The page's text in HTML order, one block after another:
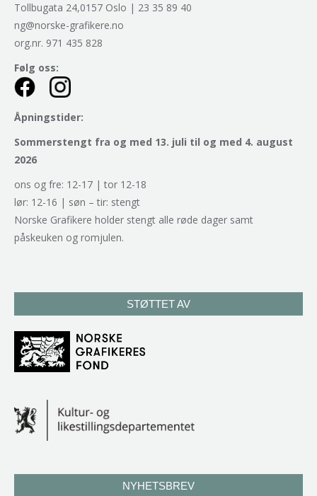
Tollbugata 24,0157 Oslo | 23 35 89 40
ng@norske-grafikere.no
org.nr. 971 435 828
Følg oss:
Åpningstider:
Sommerstengt fra og med 13. juli til og med 4. august
2026
ons og fre: 12-17 | tor 12-18
lør: 12-16 | søn – tir: stengt
Norske Grafikere holder stengt alle røde dager samt
påskeuken og romjulen.
STØTTET AV
NYHETSBREV